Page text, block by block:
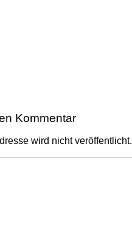
Kommentar
wird nicht veröffentlicht.